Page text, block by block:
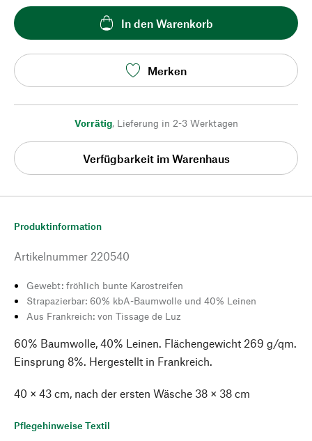
In den Warenkorb
Merken
Vorrätig, Lieferung in 2-3 Werktagen
Verfügbarkeit im Warenhaus
Produktinformation
Artikelnummer 220540
Gewebt: fröhlich bunte Karostreifen
Strapazierbar: 60% kbA-Baumwolle und 40% Leinen
Aus Frankreich: von Tissage de Luz
60% Baumwolle, 40% Leinen. Flächengewicht 269 g/qm.
Einsprung 8%. Hergestellt in Frankreich.
40 × 43 cm, nach der ersten Wäsche 38 × 38 cm
Pflegehinweise Textil